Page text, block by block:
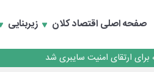
صفحه اصلیاقتصاد کلان زیربنایی
می‌شود
برای ارتقای امنیت سایبری شد
مصنوعی خودزنی می‌کند